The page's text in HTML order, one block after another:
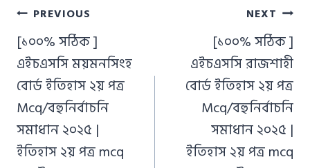
Post
navigation
PREVIOUS
[১০০% সঠিক ]
এইচএসসি ময়মনসিংহ
বোর্ড ইতিহাস ২য় পত্র
Mcq/বহুনির্বাচনি
সমাধান ২০২৫ |
ইতিহাস ২য় পত্র mcq
NEXT
[১০০% সঠিক ]
এইচএসসি রাজশাহী
বোর্ড ইতিহাস ২য় পত্র
Mcq/বহুনির্বাচনি
সমাধান ২০২৫ |
ইতিহাস ২য় পত্র mcq